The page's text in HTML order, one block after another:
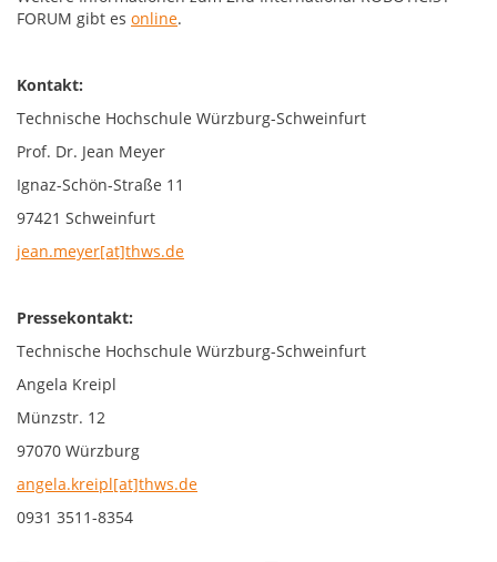
FORUM gibt es online.
Kontakt:
Technische Hochschule Würzburg-Schweinfurt
Prof. Dr. Jean Meyer
Ignaz-Schön-Straße 11
97421 Schweinfurt
jean.meyer[at]thws.de
Pressekontakt:
Technische Hochschule Würzburg-Schweinfurt
Angela Kreipl
Münzstr. 12
97070 Würzburg
angela.kreipl[at]thws.de
0931 3511-8354